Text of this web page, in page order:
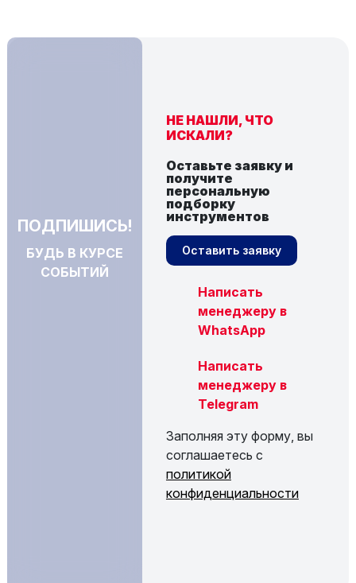
ПОДПИШИСЬ!
БУДЬ В КУРСЕ
СОБЫТИЙ
НЕ НАШЛИ, ЧТО
ИСКАЛИ?
Оставьте заявку и
получите
персональную
подборку
инструментов
Оставить заявку
Написать
менеджеру в
WhatsApp
Написать
менеджеру в
Telegram
Заполняя эту форму, вы
соглашаетесь с
политикой
конфиденциальности